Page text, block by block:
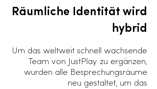
Räumliche Identität wird
hybrid
Um das weltweit schnell wachsende
Team von JustPlay zu ergänzen,
wurden alle Besprechungsräume
neu gestaltet, um das